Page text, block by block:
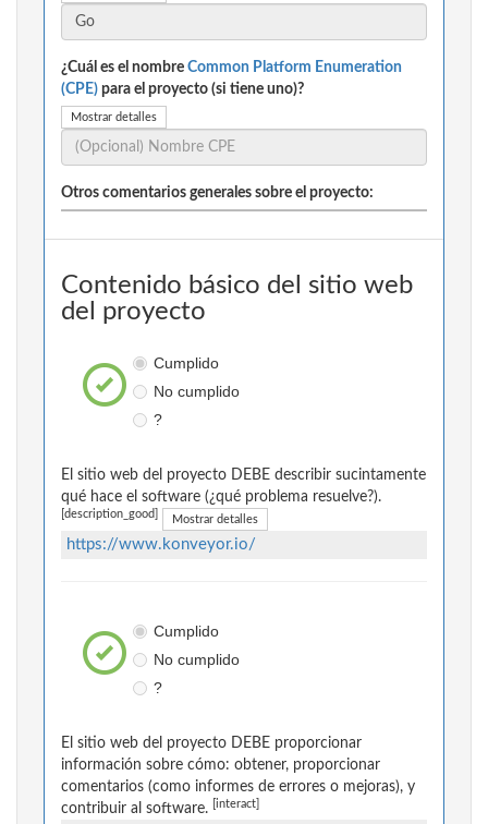
¿Cuál es el nombre Common Platform Enumeration
(CPE) para el proyecto (si tiene uno)?
Mostrar detalles
Otros comentarios generales sobre el proyecto:
Contenido básico del sitio web
del proyecto
Cumplido
No cumplido
?
El sitio web del proyecto DEBE describir sucintamente
qué hace el software (¿qué problema resuelve?).
[description_good] Mostrar detalles
https://www.konveyor.io/
Cumplido
No cumplido
?
El sitio web del proyecto DEBE proporcionar
información sobre cómo: obtener, proporcionar
comentarios (como informes de errores o mejoras), y
contribuir al software.
[interact]